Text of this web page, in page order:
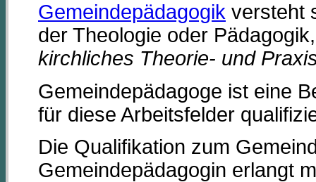
Gemeindepädagogik versteht
der Theologie oder
kirchliches Theorie- und
Gemeindepädagoge ist eine
für diese Arbeitsfelder
Die Qualifikation zum
Gemeindepädagogin erlangt